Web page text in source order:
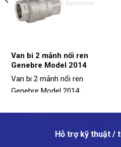
Van bi 2 mảnh nối ren
Genebre Model 2014
Van bi 2 mảnh nối ren
Genebre Model 2014:
Vật liệu: Thép không gỉ
Hỗ trợ kỹ thuật /